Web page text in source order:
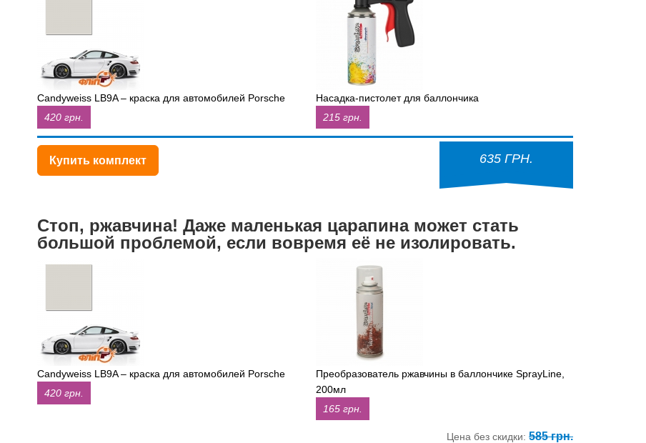
Candyweiss LB9A – краска для автомобилей Porsche
420 грн.
Насадка-пистолет для баллончика
215 грн.
Купить комплект 635 ГРН.
Стоп, ржавчина! Даже маленькая царапина может стать
большой проблемой, если вовремя её не изолировать.
Candyweiss LB9A – краска для автомобилей Porsche
420 грн.
Преобразователь ржавчины в баллончике SprayLine,
200мл
165 грн.
Цена без скидки: 585 грн.